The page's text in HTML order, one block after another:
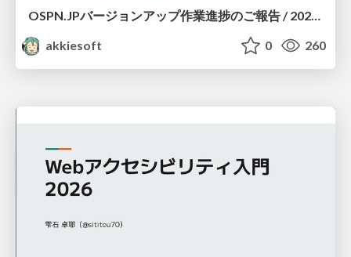
OSPN.JPバージョンアップ作業進捗のご報告 / 20260801-osc26kyoto
akkiesoft
0 260